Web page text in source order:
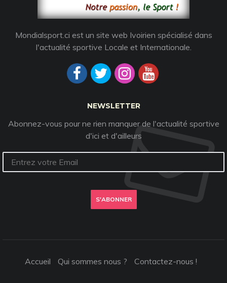
Mondialsport.ci est un site web Ivoirien spécialisé dans
l'actualité sportive Locale et Internationale.
NEWSLETTER
Abonnez-vous pour ne rien manquer de l'actualité sportive
d'ici et d'ailleurs
S'ABONNER
Accueil Qui sommes nous ? Contactez-nous !